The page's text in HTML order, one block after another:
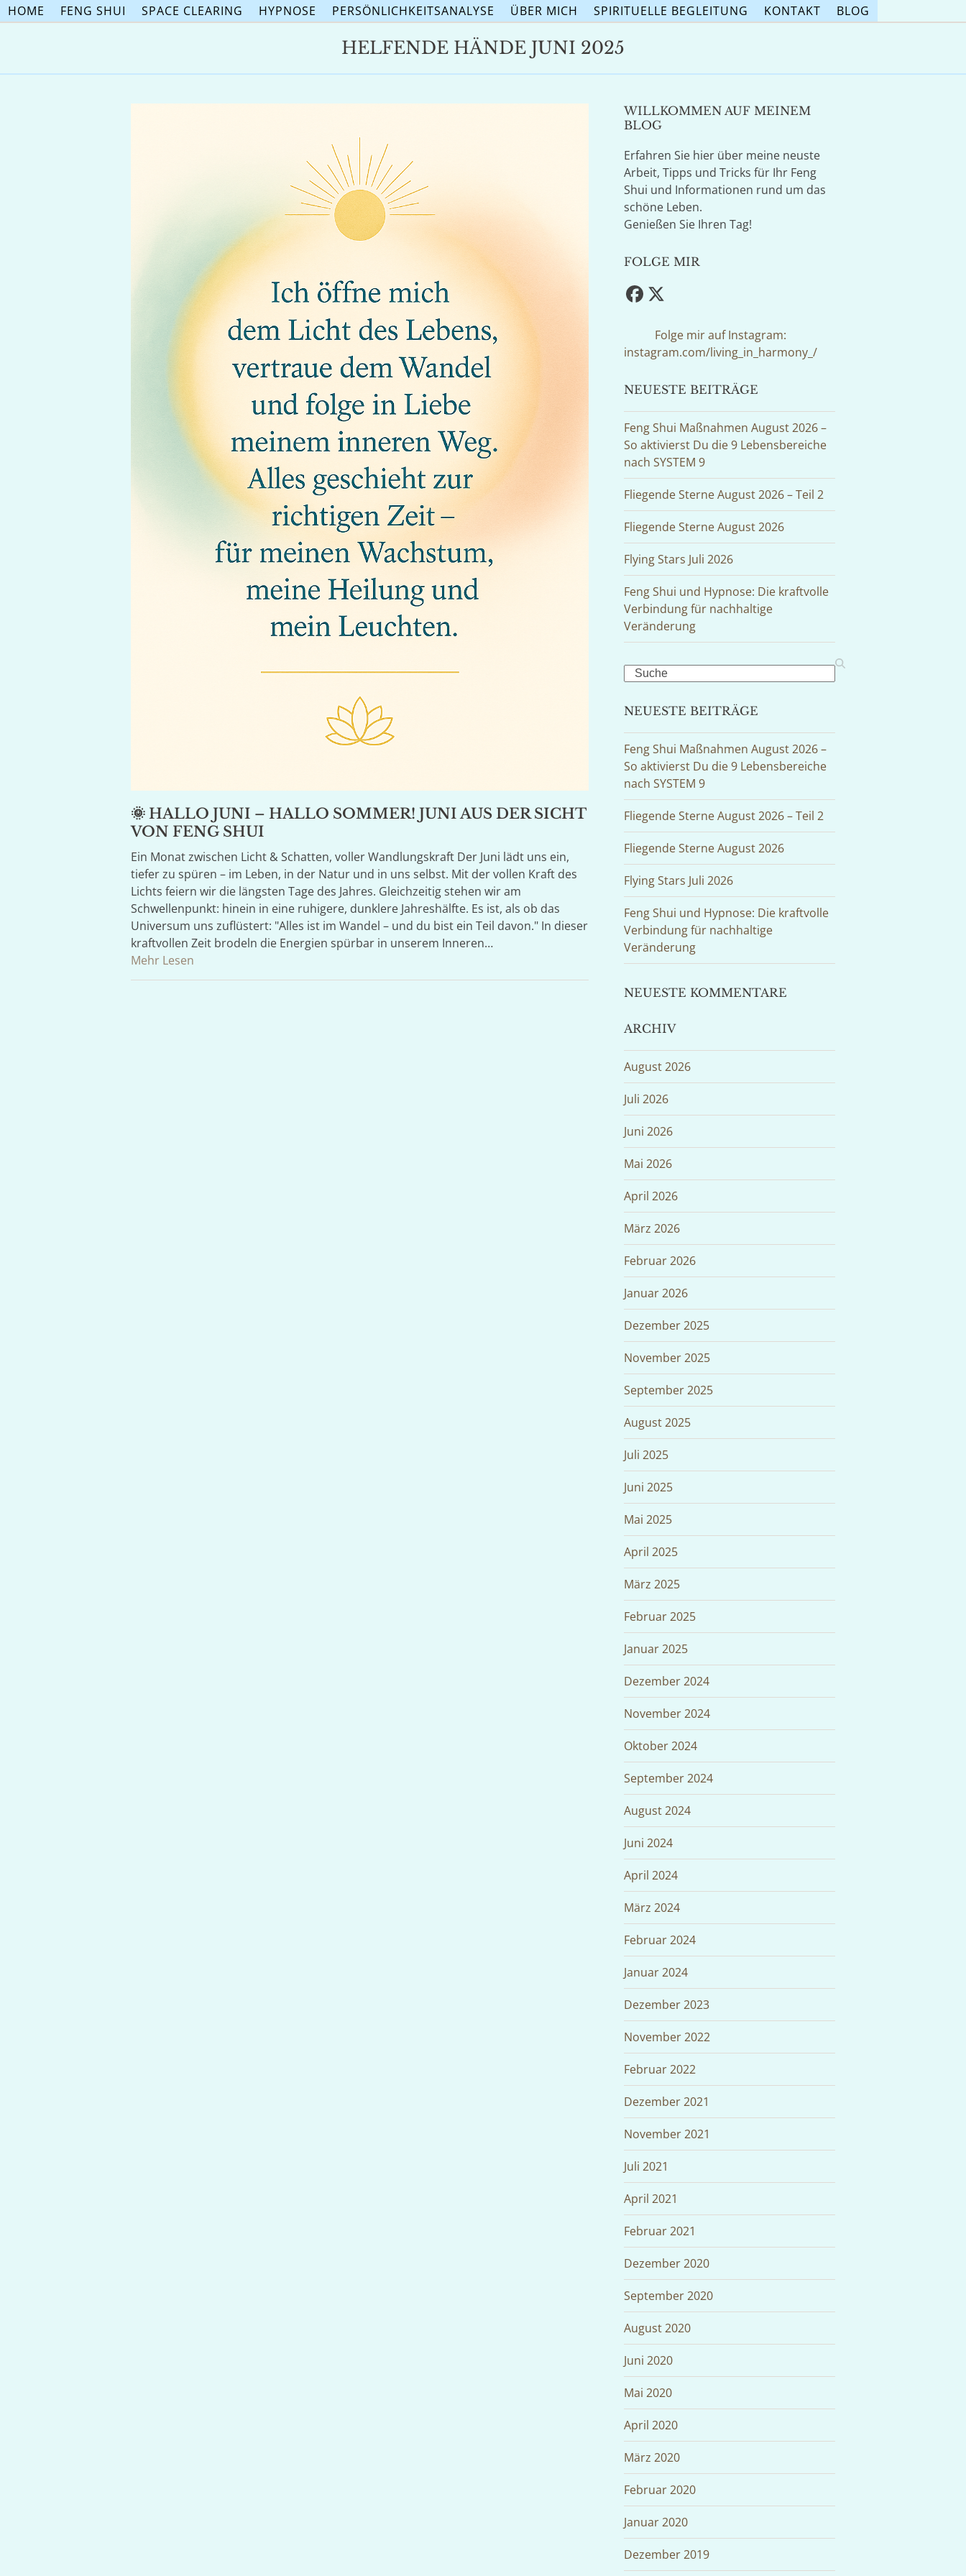
Skip
to
HOME FENG SHUI SPACE CLEARING HYPNOSE PERSÖNLICHKEITSANALYSE ÜBER MICH SPIRITUELLE BEGLEITUNG KONTAKT BLOG
HELFENDE HÄNDE JUNI 2025
🌞 HALLO JUNI – HALLO SOMMER! JUNI AUS DER SICHT
VON FENG SHUI
Ein Monat zwischen Licht & Schatten, voller Wandlungskraft Der Juni lädt uns ein,
tiefer zu spüren – im Leben, in der Natur und in uns selbst. Mit der vollen Kraft des
Lichts feiern wir die längsten Tage des Jahres. Gleichzeitig stehen wir am
Schwellenpunkt: hinein in eine ruhigere, dunklere Jahreshälfte. Es ist, als ob das
Universum uns zuflüstert: "Alles ist im Wandel – und du bist ein Teil davon." In dieser
kraftvollen Zeit brodeln die Energien spürbar in unserem Inneren…
Mehr Lesen
WILLKOMMEN AUF MEINEM
BLOG
Erfahren Sie hier über meine neuste
Arbeit, Tipps und Tricks für Ihr Feng
Shui und Informationen rund um das
schöne Leben.
Genießen Sie Ihren Tag!
FOLGE MIR
Facebook
Twitter
Folge mir auf Instagram:
instagram.com/living_in_harmony_/
NEUESTE BEITRÄGE
Feng Shui Maßnahmen August 2026 –
So aktivierst Du die 9 Lebensbereiche
nach SYSTEM 9
Fliegende Sterne August 2026 – Teil 2
Fliegende Sterne August 2026
Flying Stars Juli 2026
Feng Shui und Hypnose: Die kraftvolle
Verbindung für nachhaltige
Veränderung
Search
NEUESTE BEITRÄGE
Feng Shui Maßnahmen August 2026 –
So aktivierst Du die 9 Lebensbereiche
nach SYSTEM 9
Fliegende Sterne August 2026 – Teil 2
Fliegende Sterne August 2026
Flying Stars Juli 2026
Feng Shui und Hypnose: Die kraftvolle
Verbindung für nachhaltige
Veränderung
NEUESTE KOMMENTARE
ARCHIV
August 2026
Juli 2026
Juni 2026
Mai 2026
April 2026
März 2026
Februar 2026
Januar 2026
Dezember 2025
November 2025
September 2025
August 2025
Juli 2025
Juni 2025
Mai 2025
April 2025
März 2025
Februar 2025
Januar 2025
Dezember 2024
November 2024
Oktober 2024
September 2024
August 2024
Juni 2024
April 2024
März 2024
Februar 2024
Januar 2024
Dezember 2023
November 2022
Februar 2022
Dezember 2021
November 2021
Juli 2021
April 2021
Februar 2021
Dezember 2020
September 2020
August 2020
Juni 2020
Mai 2020
April 2020
März 2020
Februar 2020
Januar 2020
Dezember 2019